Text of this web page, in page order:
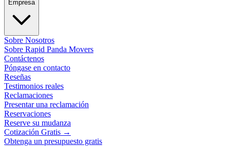
Empresa
Sobre Nosotros
Sobre Rapid Panda Movers
Contáctenos
Póngase en contacto
Reseñas
Testimonios reales
Reclamaciones
Presentar una reclamación
Reservaciones
Reserve su mudanza
Cotización Gratis →
Obtenga un presupuesto gratis